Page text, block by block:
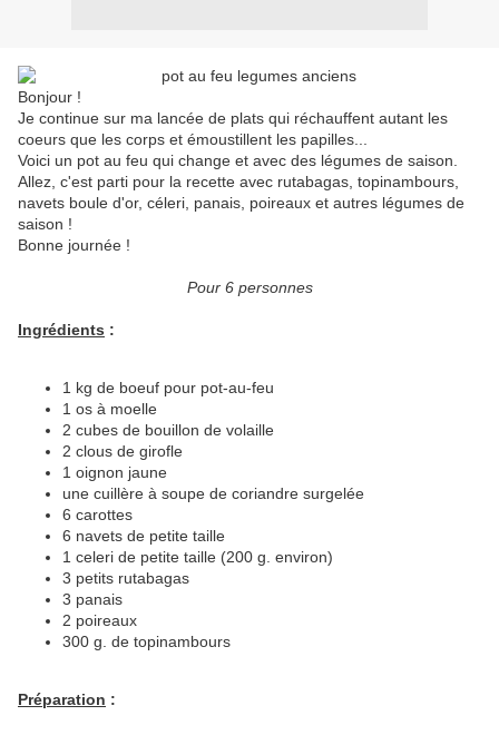
Bonjour !
Je continue sur ma lancée de plats qui réchauffent autant les
coeurs que les corps et émoustillent les papilles...
Voici un pot au feu qui change et avec des légumes de saison.
Allez, c'est parti pour la recette avec rutabagas, topinambours,
navets boule d'or, céleri, panais, poireaux et autres légumes de
saison !
Bonne journée !
Pour 6 personnes
Ingrédients :
1 kg de boeuf pour pot-au-feu
1 os à moelle
2 cubes de bouillon de volaille
2 clous de girofle
1 oignon jaune
une cuillère à soupe de coriandre surgelée
6 carottes
6 navets de petite taille
1 celeri de petite taille (200 g. environ)
3 petits rutabagas
3 panais
2 poireaux
300 g. de topinambours
Préparation :